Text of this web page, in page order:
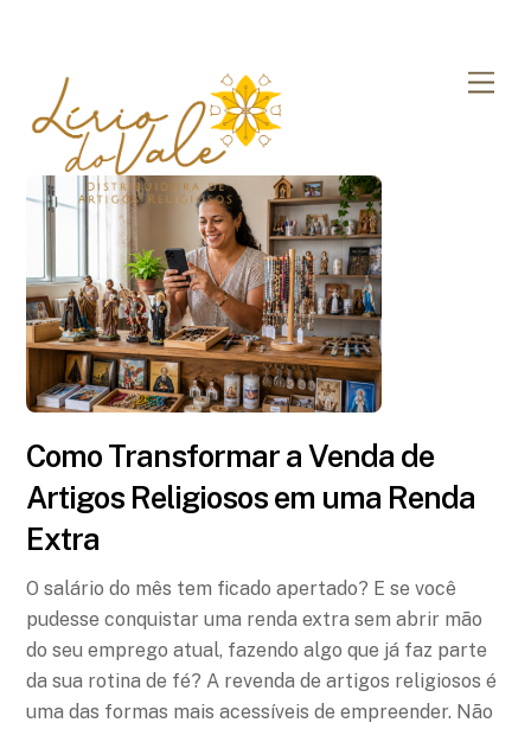
content
Como Transformar a Venda de
Artigos Religiosos em uma Renda
Extra
O salário do mês tem ficado apertado? E se você
pudesse conquistar uma renda extra sem abrir mão
do seu emprego atual, fazendo algo que já faz parte
da sua rotina de fé? A revenda de artigos religiosos é
uma das formas mais acessíveis de empreender. Não